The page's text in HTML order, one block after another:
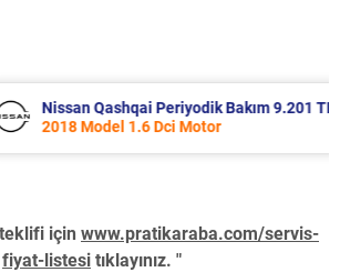
Qashqai Periyodik Bakım 9.201 TL
Model 1.6 Dci Motor
için www.pratikaraba.com/servis-
fiyat-listesi tıklayınız. "